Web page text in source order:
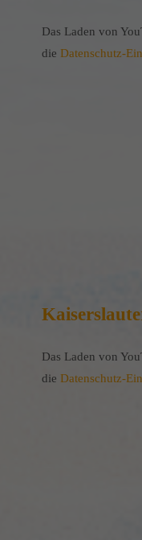
Das Laden von
die Datenschutz-
Das Laden von
die Datenschutz-